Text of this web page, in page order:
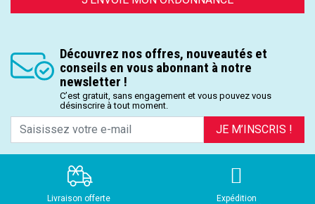
Découvrez nos offres, nouveautés et
conseils en vous abonnant à notre
newsletter !
C’est gratuit, sans engagement et vous pouvez vous
désinscrire à tout moment.
JE M’INSCRIS !
Livraison offerte
Expédition